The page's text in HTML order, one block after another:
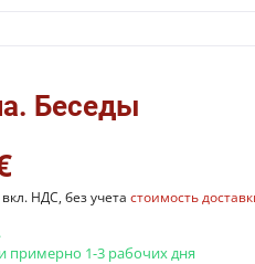
Беседы
НДС, без учета стоимость
примерно 1-3 рабочих дня